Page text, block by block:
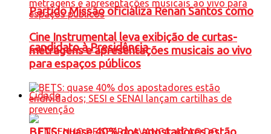
Partido Missão oficializa Renan Santos como
candidato à Presidência
Cidade
Cine Instrumental leva exibição de curtas-
metragens e apresentações musicais ao vivo
para espaços públicos